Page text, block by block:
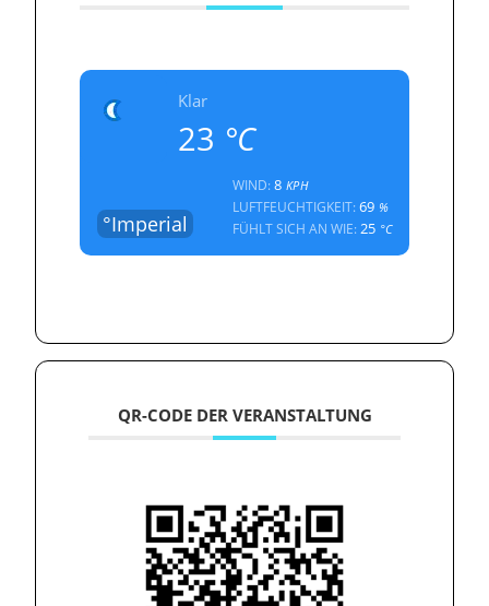
Klar
23 °C
°Imperial
WIND:8 KPH
LUFTFEUCHTIGKEIT:69 %
FÜHLT SICH AN WIE:25 °C
QR-CODE DER VERANSTALTUNG